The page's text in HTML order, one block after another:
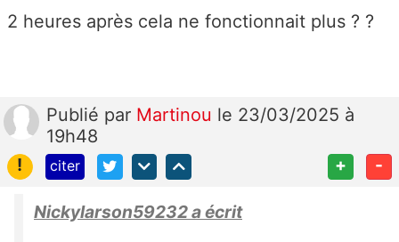
2 heures après cela ne fonctionnait plus ? ?
Publié par Martinou le 23/03/2025 à
19h48
!
citer + -
Nickylarson59232 a écrit